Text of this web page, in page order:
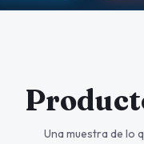
Una muestra de lo